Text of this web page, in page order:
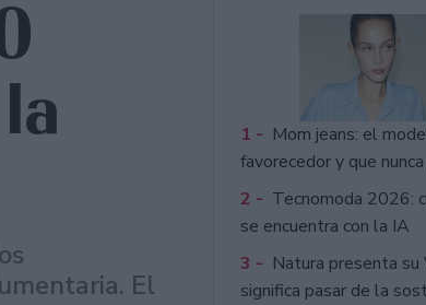
El
1 - Mom jeans: el
favorecedor y que
2 - Tecnomoda 2026:
se encuentra con la IA
3 - Natura presenta
significa pasar de la